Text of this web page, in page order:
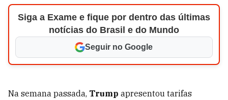
Siga a Exame e fique por dentro das últimas
notícias do Brasil e do Mundo
Seguir no Google
Na semana passada, Trump apresentou tarifas